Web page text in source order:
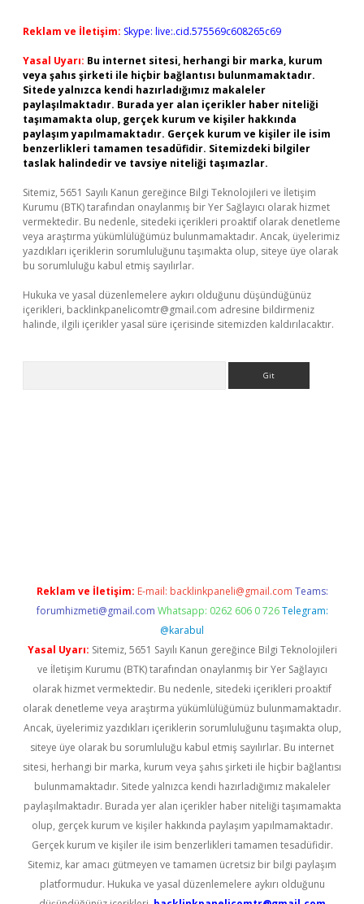
Reklam ve İletişim: Skype: live:.cid.575569c608265c69
Yasal Uyarı: Bu internet sitesi, herhangi bir marka, kurum
veya şahıs şirketi ile hiçbir bağlantısı bulunmamaktadır.
Sitede yalnızca kendi hazırladığımız makaleler
paylaşılmaktadır. Burada yer alan içerikler haber niteliği
taşımamakta olup, gerçek kurum ve kişiler hakkında
paylaşım yapılmamaktadır. Gerçek kurum ve kişiler ile isim
benzerlikleri tamamen tesadüfidir. Sitemizdeki bilgiler
taslak halindedir ve tavsiye niteliği taşımazlar.
Sitemiz, 5651 Sayılı Kanun gereğince Bilgi Teknolojileri ve İletişim
Kurumu (BTK) tarafından onaylanmış bir Yer Sağlayıcı olarak hizmet
vermektedir. Bu nedenle, sitedeki içerikleri proaktif olarak denetleme
veya araştırma yükümlülüğümüz bulunmamaktadır. Ancak, üyelerimiz
yazdıkları içeriklerin sorumluluğunu taşımakta olup, siteye üye olarak
bu sorumluluğu kabul etmiş sayılırlar.
Hukuka ve yasal düzenlemelere aykırı olduğunu düşündüğünüz
içerikleri, backlinkpanelicomtr@gmail.com adresine bildirmeniz
halinde, ilgili içerikler yasal süre içerisinde sitemizden kaldırılacaktır.
Reklam ve İletişim: E-mail: backlinkpaneli@gmail.com Teams:
forumhizmeti@gmail.com Whatsapp: 0262 606 0 726 Telegram:
@karabul
Yasal Uyarı: Sitemiz, 5651 Sayılı Kanun gereğince Bilgi Teknolojileri
ve İletişim Kurumu (BTK) tarafından onaylanmış bir Yer Sağlayıcı
olarak hizmet vermektedir. Bu nedenle, sitedeki içerikleri proaktif
olarak denetleme veya araştırma yükümlülüğümüz bulunmamaktadır.
Ancak, üyelerimiz yazdıkları içeriklerin sorumluluğunu taşımakta olup,
siteye üye olarak bu sorumluluğu kabul etmiş sayılırlar. Bu internet
sitesi, herhangi bir marka, kurum veya şahıs şirketi ile hiçbir bağlantısı
bulunmamaktadır. Sitede yalnızca kendi hazırladığımız makaleler
paylaşılmaktadır. Burada yer alan içerikler haber niteliği taşımamakta
olup, gerçek kurum ve kişiler hakkında paylaşım yapılmamaktadır.
Gerçek kurum ve kişiler ile isim benzerlikleri tamamen tesadüfidir.
Sitemiz, kar amacı gütmeyen ve tamamen ücretsiz bir bilgi paylaşım
platformudur. Hukuka ve yasal düzenlemelere aykırı olduğunu